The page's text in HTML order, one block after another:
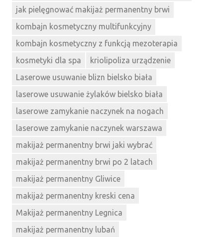
jak pielęgnować makijaż permanentny brwi
kombajn kosmetyczny multifunkcyjny
kombajn kosmetyczny z funkcją mezoterapia
kosmetyki dla spa
kriolipoliza urządzenie
Laserowe usuwanie blizn bielsko biała
laserowe usuwanie żylaków bielsko biała
laserowe zamykanie naczynek na nogach
laserowe zamykanie naczynek warszawa
makijaż permanentny brwi jaki wybrać
makijaż permanentny brwi po 2 latach
makijaż permanentny Gliwice
makijaż permanentny kreski cena
Makijaż permanentny Legnica
makijaż permanentny lubań